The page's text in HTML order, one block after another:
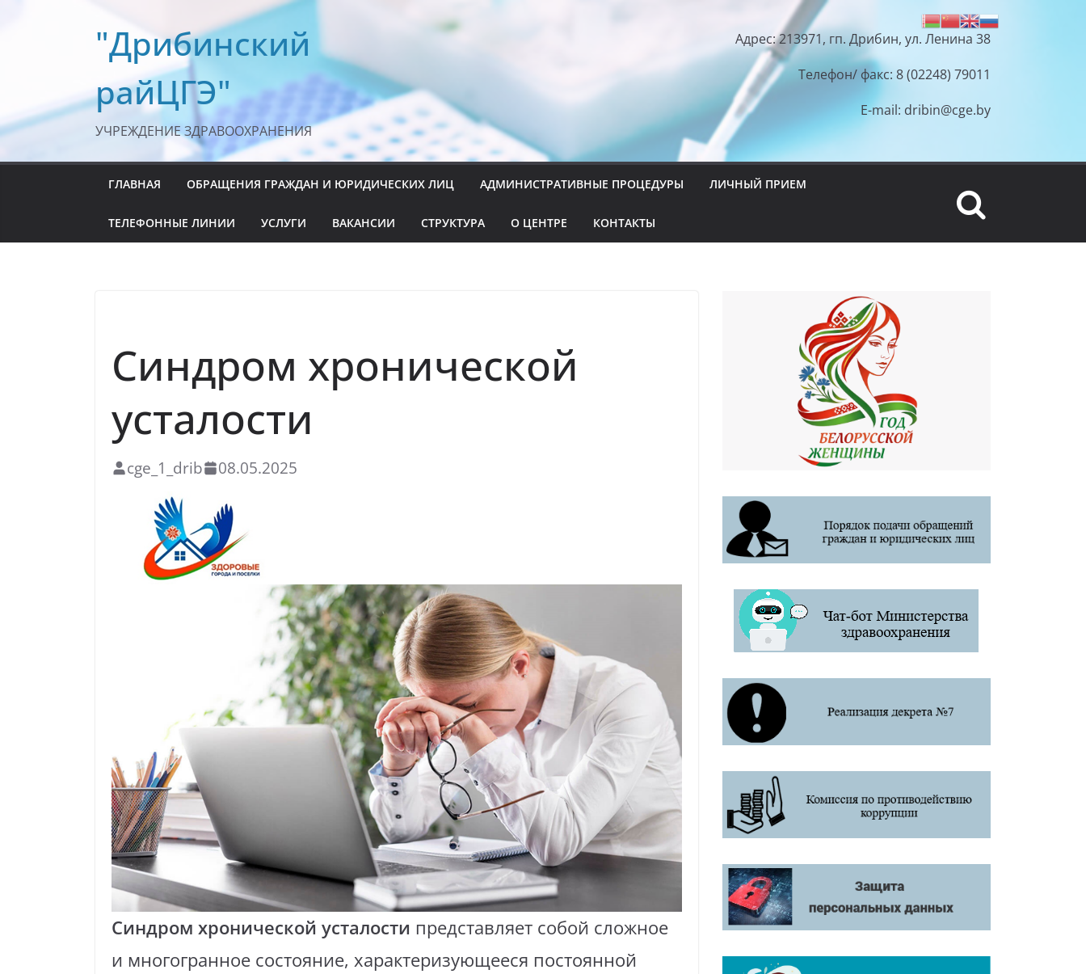
"Дрибинский
райЦГЭ"
УЧРЕЖДЕНИЕ ЗДРАВООХРАНЕНИЯ
Адрес: 213971, гп. Дрибин, ул. Ленина 38
Телефон/ факс: 8 (02248) 79011
E-mail: dribin@cge.by
ГЛАВНАЯ ОБРАЩЕНИЯ ГРАЖДАН И ЮРИДИЧЕСКИХ ЛИЦ АДМИНИСТРАТИВНЫЕ ПРОЦЕДУРЫ ЛИЧНЫЙ ПРИЕМ
ТЕЛЕФОННЫЕ ЛИНИИ УСЛУГИ ВАКАНСИИ СТРУКТУРА О ЦЕНТРЕ КОНТАКТЫ
Синдром хронической
усталости
cge_1_drib 08.05.2025
Синдром хронической усталости представляет собой сложное
и многогранное состояние, характеризующееся постоянной